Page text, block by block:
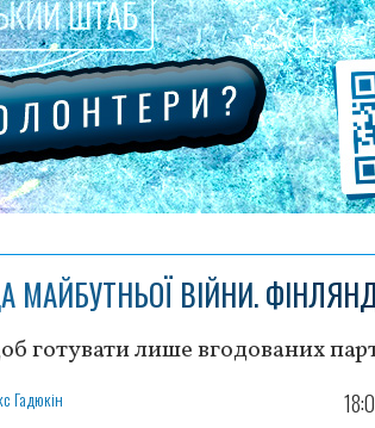
ВІЙНИ.
готувати лише вгодованих
Гадюкін